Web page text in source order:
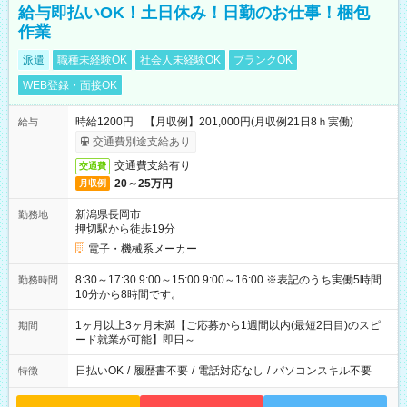
給与即払いOK！土日休み！日勤のお仕事！梱包
作業
派遣 職種未経験OK 社会人未経験OK
ブランクOK
WEB登録・面接OK
給与
時給1200円 【月収例】201,000円(月収例21日8ｈ実働)
交通費別途支給あり
交通費 交通費支給有り
月収例 20～25万円
勤務地
新潟県長岡市
押切駅から徒歩19分
電子・機械系メーカー
勤務時間
8:30～17:30 9:00～15:00 9:00～16:00 ※表記のうち実働5時間
10分から8時間です。
期間
1ヶ月以上3ヶ月未満【ご応募から1週間以内(最短2日目)のスピ
ード就業が可能】即日～
特徴 日払いOK / 履歴書不要 / 電話対応なし / パソコンスキル不要